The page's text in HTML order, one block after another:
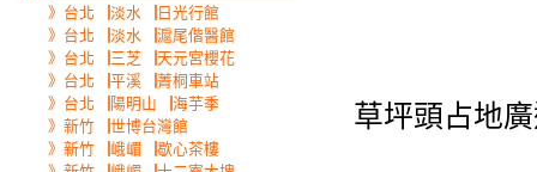
》台北▕淡水▕日光行館
》台北▕淡水▕滬尾偕醫館
》台北▕三芝▕天元宮櫻花
》台北▕平溪▕菁桐車站
》台北▕陽明山▕海芋季
》新竹▕世博台灣館
》新竹▕峨嵋▕歇心茶樓
草坪頭占地